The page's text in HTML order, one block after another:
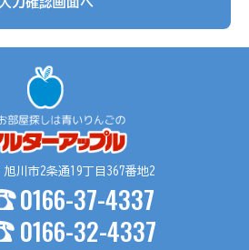
の受付と回答
用と思われる情報の提供
析、向上
供
動産の賃貸仲介・売買仲介の場合、以
川市2条通19丁目367番地2
0166-37-4337
0166-32-4337